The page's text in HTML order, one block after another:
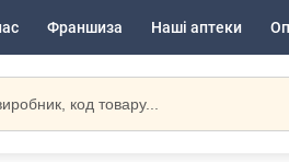
Франшиза Наші аптеки